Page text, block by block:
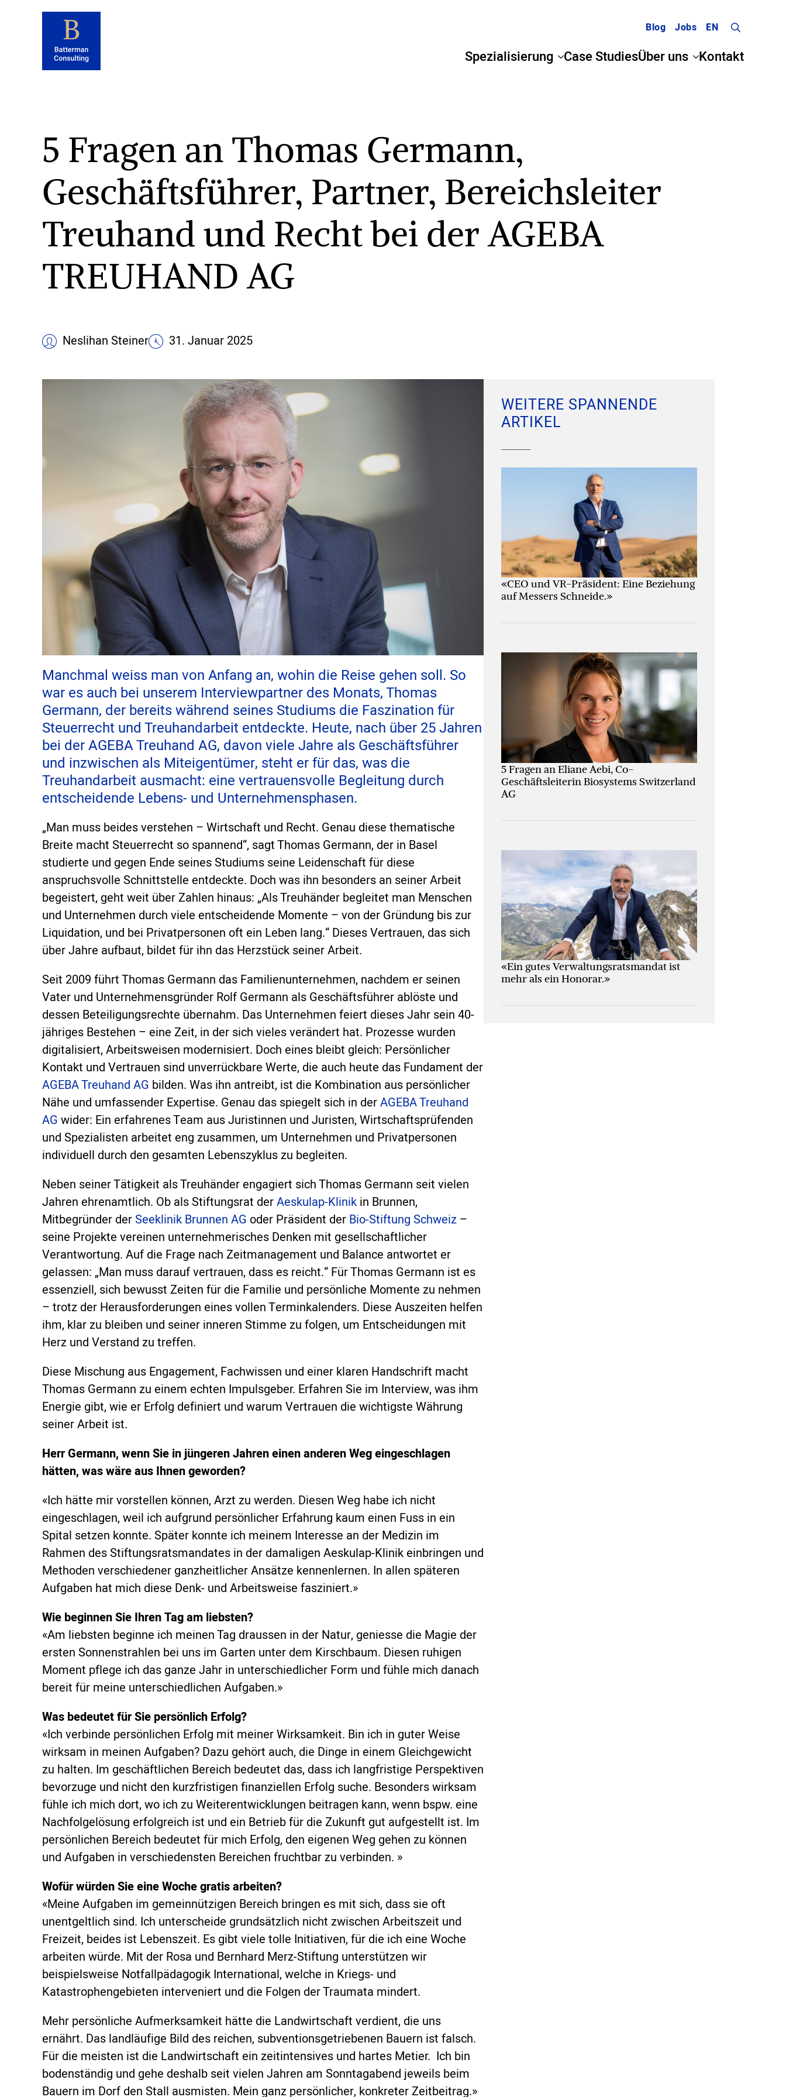
Blog Jobs EN
for:
Spezialisierung Case StudiesÜber uns Kontakt
5 Fragen an Thomas Germann,
Geschäftsführer, Partner, Bereichsleiter
Treuhand und Recht bei der AGEBA
TREUHAND AG
Neslihan Steiner 31. Januar 2025
Manchmal weiss man von Anfang an, wohin die Reise gehen soll. So
war es auch bei unserem Interviewpartner des Monats, Thomas
Germann, der bereits während seines Studiums die Faszination für
Steuerrecht und Treuhandarbeit entdeckte. Heute, nach über 25 Jahren
bei der AGEBA Treuhand AG, davon viele Jahre als Geschäftsführer
und inzwischen als Miteigentümer, steht er für das, was die
Treuhandarbeit ausmacht: eine vertrauensvolle Begleitung durch
entscheidende Lebens- und Unternehmensphasen.
„Man muss beides verstehen – Wirtschaft und Recht. Genau diese thematische
Breite macht Steuerrecht so spannend“, sagt Thomas Germann, der in Basel
studierte und gegen Ende seines Studiums seine Leidenschaft für diese
anspruchsvolle Schnittstelle entdeckte. Doch was ihn besonders an seiner Arbeit
begeistert, geht weit über Zahlen hinaus: „Als Treuhänder begleitet man Menschen
und Unternehmen durch viele entscheidende Momente – von der Gründung bis zur
Liquidation, und bei Privatpersonen oft ein Leben lang.“ Dieses Vertrauen, das sich
über Jahre aufbaut, bildet für ihn das Herzstück seiner Arbeit.
Seit 2009 führt Thomas Germann das Familienunternehmen, nachdem er seinen
Vater und Unternehmensgründer Rolf Germann als Geschäftsführer ablöste und
dessen Beteiligungsrechte übernahm. Das Unternehmen feiert dieses Jahr sein 40-
jähriges Bestehen – eine Zeit, in der sich vieles verändert hat. Prozesse wurden
digitalisiert, Arbeitsweisen modernisiert. Doch eines bleibt gleich: Persönlicher
Kontakt und Vertrauen sind unverrückbare Werte, die auch heute das Fundament der
AGEBA Treuhand AG bilden. Was ihn antreibt, ist die Kombination aus persönlicher
Nähe und umfassender Expertise. Genau das spiegelt sich in derAGEBA Treuhand
AG wider: Ein erfahrenes Team aus Juristinnen und Juristen, Wirtschaftsprüfenden
und Spezialisten arbeitet eng zusammen, um Unternehmen und Privatpersonen
individuell durch den gesamten Lebenszyklus zu begleiten.
Neben seiner Tätigkeit als Treuhänder engagiert sich Thomas Germann seit vielen
Jahren ehrenamtlich. Ob als Stiftungsrat derAeskulap-Klinik in Brunnen,
Mitbegründer der Seeklinik Brunnen AG oder Präsident der Bio-Stiftung Schweiz –
seine Projekte vereinen unternehmerisches Denken mit gesellschaftlicher
Verantwortung. Auf die Frage nach Zeitmanagement und Balance antwortet er
gelassen: „Man muss darauf vertrauen, dass es reicht.“ Für Thomas Germann ist es
essenziell, sich bewusst Zeiten für die Familie und persönliche Momente zu nehmen
– trotz der Herausforderungen eines vollen Terminkalenders. Diese Auszeiten helfen
ihm, klar zu bleiben und seiner inneren Stimme zu folgen, um Entscheidungen mit
Herz und Verstand zu treffen.
Diese Mischung aus Engagement, Fachwissen und einer klaren Handschrift macht
Thomas Germann zu einem echten Impulsgeber. Erfahren Sie im Interview, was ihm
Energie gibt, wie er Erfolg definiert und warum Vertrauen die wichtigste Währung
seiner Arbeit ist.
Herr Germann, wenn Sie in jüngeren Jahren einen anderen Weg eingeschlagen
hätten, was wäre aus Ihnen geworden?
«Ich hätte mir vorstellen können, Arzt zu werden. Diesen Weg habe ich nicht
eingeschlagen, weil ich aufgrund persönlicher Erfahrung kaum einen Fuss in ein
Spital setzen konnte. Später konnte ich meinem Interesse an der Medizin im
Rahmen des Stiftungsratsmandates in der damaligen Aeskulap-Klinik einbringen und
Methoden verschiedener ganzheitlicher Ansätze kennenlernen. In allen späteren
Aufgaben hat mich diese Denk- und Arbeitsweise fasziniert.»
Wie beginnen Sie Ihren Tag am liebsten?
«Am liebsten beginne ich meinen Tag draussen in der Natur, geniesse die Magie der
ersten Sonnenstrahlen bei uns im Garten unter dem Kirschbaum. Diesen ruhigen
Moment pflege ich das ganze Jahr in unterschiedlicher Form und fühle mich danach
bereit für meine unterschiedlichen Aufgaben.»
Was bedeutet für Sie persönlich Erfolg?
«Ich verbinde persönlichen Erfolg mit meiner Wirksamkeit. Bin ich in guter Weise
wirksam in meinen Aufgaben? Dazu gehört auch, die Dinge in einem Gleichgewicht
zu halten. Im geschäftlichen Bereich bedeutet das, dass ich langfristige Perspektiven
bevorzuge und nicht den kurzfristigen finanziellen Erfolg suche. Besonders wirksam
fühle ich mich dort, wo ich zu Weiterentwicklungen beitragen kann, wenn bspw. eine
Nachfolgelösung erfolgreich ist und ein Betrieb für die Zukunft gut aufgestellt ist. Im
persönlichen Bereich bedeutet für mich Erfolg, den eigenen Weg gehen zu können
und Aufgaben in verschiedensten Bereichen fruchtbar zu verbinden. »
Wofür würden Sie eine Woche gratis arbeiten?
«Meine Aufgaben im gemeinnützigen Bereich bringen es mit sich, dass sie oft
unentgeltlich sind. Ich unterscheide grundsätzlich nicht zwischen Arbeitszeit und
Freizeit, beides ist Lebenszeit. Es gibt viele tolle Initiativen, für die ich eine Woche
arbeiten würde. Mit der Rosa und Bernhard Merz-Stiftung unterstützen wir
beispielsweise Notfallpädagogik International, welche in Kriegs- und
Katastrophengebieten interveniert und die Folgen der Traumata mindert.
Mehr persönliche Aufmerksamkeit hätte die Landwirtschaft verdient, die uns
ernährt. Das landläufige Bild des reichen, subventionsgetriebenen Bauern ist falsch.
Für die meisten ist die Landwirtschaft ein zeitintensives und hartes Metier. Ich bin
bodenständig und gehe deshalb seit vielen Jahren am Sonntagabend jeweils beim
Bauern im Dorf den Stall ausmisten. Mein ganz persönlicher, konkreter Zeitbeitrag.»
WEITERE SPANNENDE
ARTIKEL
«CEO und VR-Präsident: Eine Beziehung
auf Messers Schneide.»
5 Fragen an Eliane Aebi, Co-
Geschäftsleiterin Biosystems Switzerland
AG
«Ein gutes Verwaltungs­ratsmandat ist
mehr als ein Honorar.»